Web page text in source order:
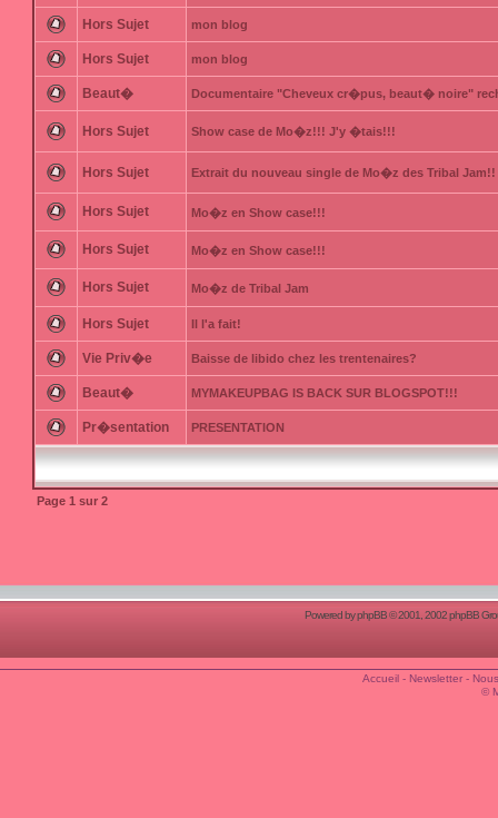
Hors Sujet mon blog
Hors Sujet mon blog
Beaut� Documentaire "Cheveux cr�pus, beaut� noire"
Hors Sujet Show case de Mo�z!!! J'y �tais!!!
Hors Sujet Extrait du nouveau single de Mo�z des Tribal Jam!!
Hors Sujet Mo�z en Show case!!!
Hors Sujet Mo�z en Show case!!!
Hors Sujet Mo�z de Tribal Jam
Hors Sujet Il l'a fait!
Vie Priv�e Baisse de libido chez les trentenaires?
Beaut� MYMAKEUPBAG IS BACK SUR BLOGSPOT!!!
Pr�sentation PRESENTATION
Page 1 sur 2
Powered byphpBB© 2001, 2002 phpBB
Accueil- Newsletter-
©